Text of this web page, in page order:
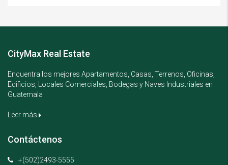
CityMax Real Estate
Encuentra los mejores Apartamentos, Casas, Terrenos, Oficinas,
Edificios, Locales Comerciales, Bodegas y Naves Industriales en
Guatemala
Leer más
Contáctenos
+(502)2493-5555